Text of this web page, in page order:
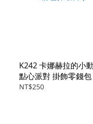
K242 卡娜赫拉的小
點心派對 掛飾零錢包
色(和菓子)
NT$250